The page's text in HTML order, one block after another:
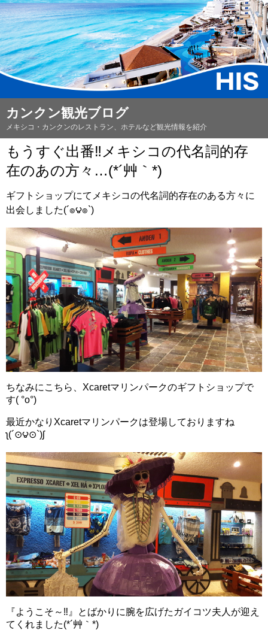
カンクン観光ブログ
メキシコ・カンクンのレストラン、ホテルなど観光情報を紹介
もうすぐ出番‼メキシコの代名詞的存
在のあの方々…(*´艸｀*)
ギフトショップにてメキシコの代名詞的存在のある方々に
出会しました(´๏౪๏`)
ちなみにこちら、Xcaretマリンパークのギフトショップで
す( °o°)
最近かなりXcaretマリンパークは登場しておりますね
ʅ(´⊙౪⊙`)ʃ
『ようこそ～‼』とばかりに腕を広げたガイコツ夫人が迎え
てくれました(*´艸｀*)